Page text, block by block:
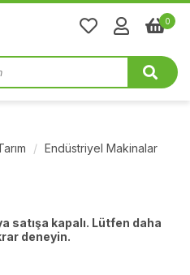
0
Endüstriyel Makinalar
satışa kapalı. Lütfen daha
deneyin.